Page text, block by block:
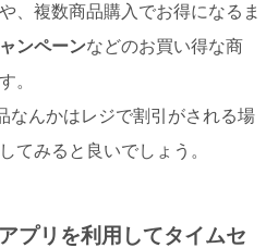
、複数商品購入でお得になるま
ンペーンなどのお買い得な商
。
なんかはレジで割引がされる場
てみると良いでしょう。
プリを利用してタイムセ